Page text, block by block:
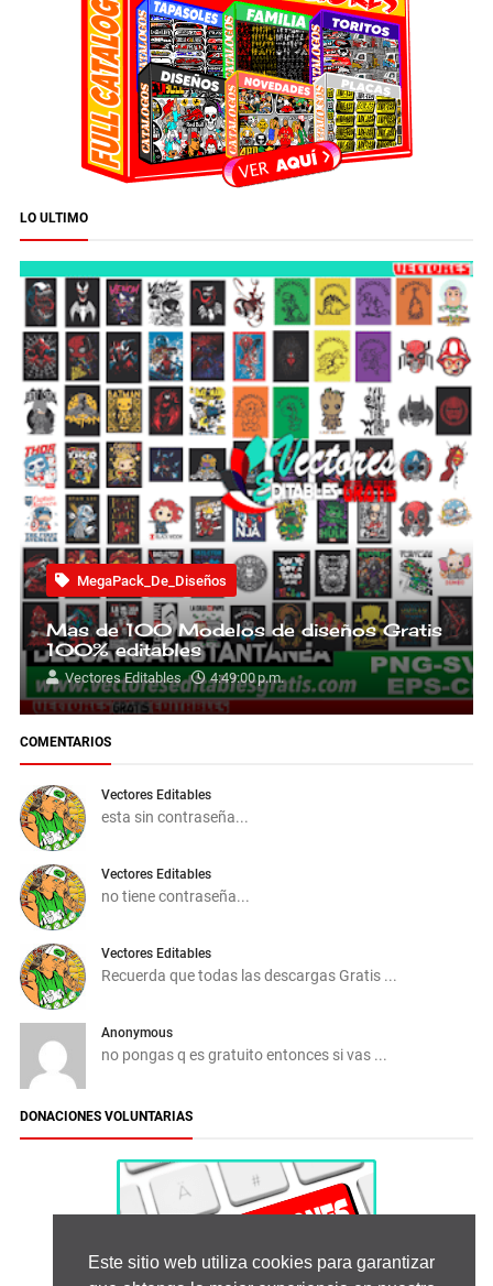
Este sitio web utiliza cookies para garantizar
LO ULTIMO
MegaPack_De_Diseños
Mas de 100 Modelos de diseños Gratis
100% editables
Vectores Editables 4:49:00 p.m.
COMENTARIOS
Vectores Editables
esta sin contraseña...
Vectores Editables
no tiene contraseña...
Vectores Editables
Recuerda que todas las descargas Gratis ...
Anonymous
no pongas q es gratuito entonces si vas ...
DONACIONES VOLUNTARIAS